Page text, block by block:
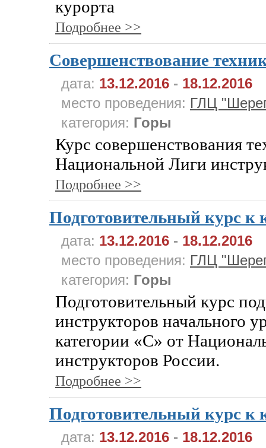
курорта
Подробнее >>
Совершенствование
дата: 13.12.2016 - 18.12.2016
место проведения: ГЛЦ
категория: Горы
Курс совершенствования
Национальной Лиги
Подробнее >>
Подготовительный курс к
дата: 13.12.2016 - 18.12.2016
место проведения: ГЛЦ
категория: Горы
Подготовительный курс
инструкторов начального
категории «С» от
инструкторов России.
Подробнее >>
Подготовительный курс к
дата: 13.12.2016 - 18.12.2016